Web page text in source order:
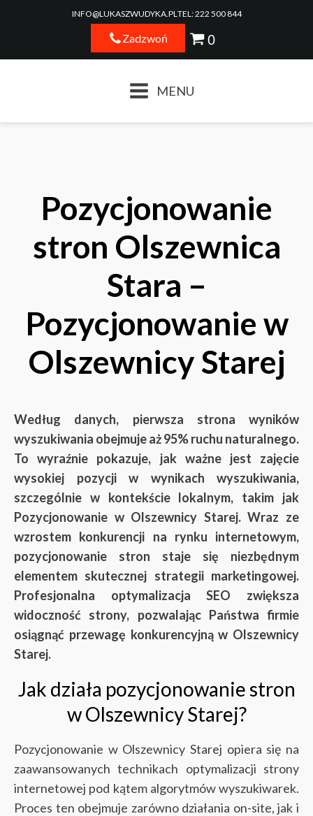
INFO@LUKASZWUDYKA.PLTEL: 222 500 844
Zadzwoń
MENU
Pozycjonowanie
stron Olszewnica
Stara –
Pozycjonowanie w
Olszewnicy Starej
Według danych, pierwsza strona wyników
wyszukiwania obejmuje aż 95% ruchu naturalnego.
To wyraźnie pokazuje, jak ważne jest zajęcie
wysokiej pozycji w wynikach wyszukiwania,
szczególnie w kontekście lokalnym, takim jak
Pozycjonowanie w Olszewnicy Starej. Wraz ze
wzrostem konkurencji na rynku internetowym,
pozycjonowanie stron staje się niezbędnym
elementem skutecznej strategii marketingowej.
Profesjonalna optymalizacja SEO zwiększa
widoczność strony, pozwalając Państwa firmie
osiągnąć przewagę konkurencyjną w Olszewnicy
Starej.
Jak działa pozycjonowanie stron
w Olszewnicy Starej?
Pozycjonowanie w Olszewnicy Starej opiera się na
zaawansowanych technikach optymalizacji strony
internetowej pod kątem algorytmów wyszukiwarek.
Proces ten obejmuje zarówno działania on-site, jak i